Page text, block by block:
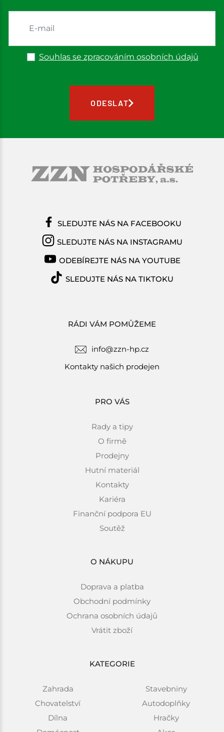
Souhlas se zpracováním osobních údajů
ODESLAT
RÁDI VÁM POMŮŽEME
info@zzn-hp.cz
Kontakty našich prodejen
PRO VÁS
Rady a tipy
O firmě
Prodejny
Hutní materiál
Kontakty
Kariéra
Finanční podpora EU
Soutěž
O NÁKUPU
Doprava a platba
Obchodní podmínky
Ochrana osobních údajů
Vrátit zboží
KATEGORIE
Zahrada
Chovatelství
Dílna
Stavebniny
Autodoplňky
Hračky
SLEDUJTE NÁS NA FACEBOOKU
SLEDUJTE NÁS NA INSTAGRAMU
ODEBÍREJTE NÁS NA YOUTUBE
SLEDUJTE NÁS NA TIKTOKU